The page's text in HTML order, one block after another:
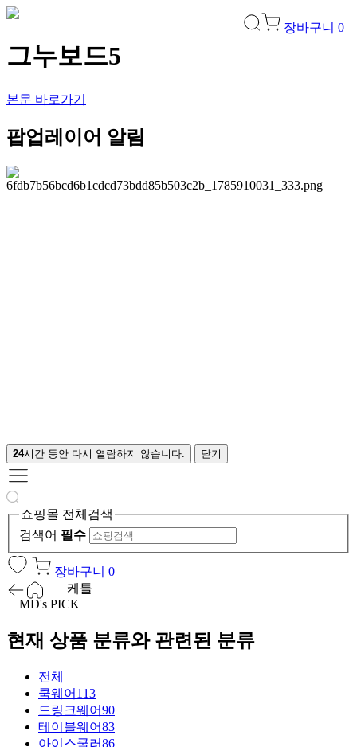
그누보드5
본문 바로가기
팝업레이어 알림
24시간 동안 다시 열람하지 않습니다. 닫기
쇼핑몰 전체검색
검색어 필수
장바구니 0
케틀
장바구니 0
MD's PICK
현재 상품 분류와 관련된 분류
전체
쿡웨어 113
드링크웨어90
테이블웨어83
아이스쿨러86